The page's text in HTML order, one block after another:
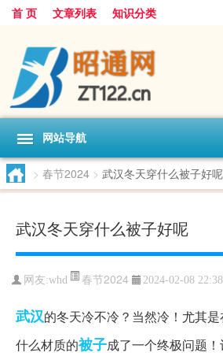
首 页 文章列表 知识分类
网站导航
> 春节2024 > 武汉冬天穿什么被子好呢
武汉冬天穿什么被子好呢
网友:whd 春节2024 2024-02-08
武汉的冬天冷不冷？当然冷！尤其
什么材质的被子成了一个终极问题